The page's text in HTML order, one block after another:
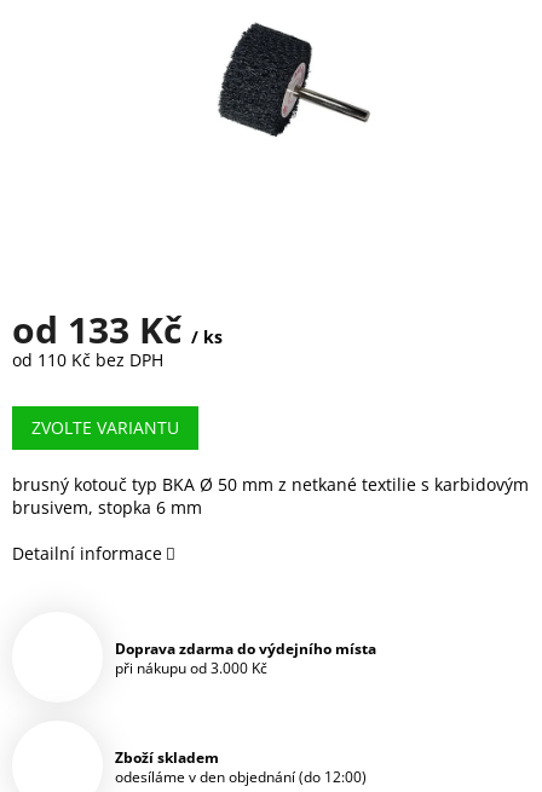
od 133 Kč / ks
od 110 Kč bez DPH
cena:
ZVOLTE VARIANTU
brusný kotouč typ BKA Ø 50 mm z netkané textilie s karbidovým
brusivem, stopka 6 mm
Detailní informace
Doprava zdarma do výdejního místa
při nákupu od 3.000 Kč
Zboží skladem
odesíláme v den objednání (do 12:00)